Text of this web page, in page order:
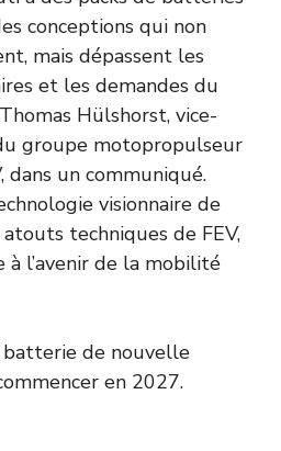
conceptions qui non
mais dépassent les
et les demandes du
Hülshorst, vice-
groupe motopropulseur
dans un communiqué.
visionnaire de
techniques de FEV,
à l’avenir de la mobilité
de nouvelle
en 2027.